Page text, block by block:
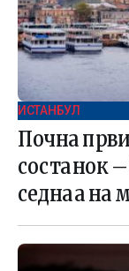
ИСТАНБУЛ
Почна
состанок
седнаа на